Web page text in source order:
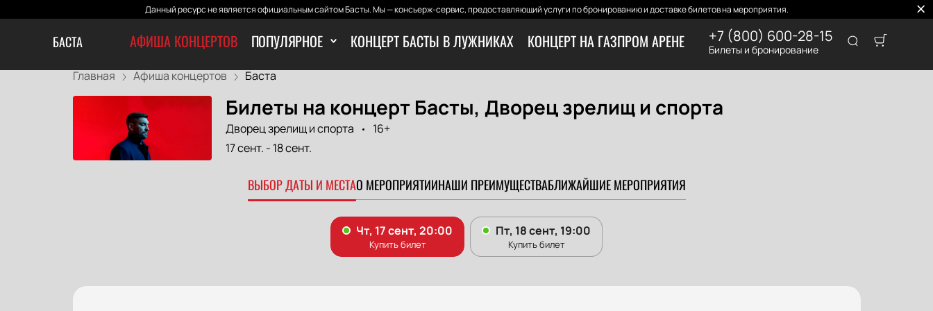
Данный ресурс не является официальным сайтом Басты. Мы — консьерж-сервис, предоставляющий услуги по бронированию и доставке билетов на мероприятия.
БАСТА АФИША КОНЦЕРТОВ ПОПУЛЯРНОЕ КОНЦЕРТ БАСТЫ В ЛУЖНИКАХ КОНЦЕРТ НА ГАЗПРОМ АРЕНЕ +7 (800) 600-28-15
Билеты и бронирование
Главная Афиша концертов Баста
Билеты на концерт Басты, Дворец зрелищ и спорта
Дворец зрелищ и спорта
16+
17 сент. - 18 сент.
ВЫБОР ДАТЫ И МЕСТАО МЕРОПРИЯТИИНАШИ ПРЕИМУЩЕСТВАБЛИЖАЙШИЕ МЕРОПРИЯТИЯ